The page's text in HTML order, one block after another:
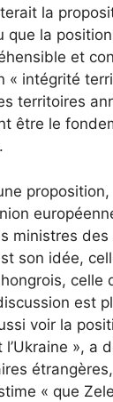
la
que la
et
« intégrité
territoires
être le
ministres
son idée,
celle
est
voir la
», a
« que